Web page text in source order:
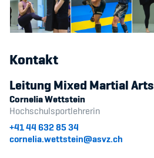
Kontakt
Leitung Mixed Martial Arts
Cornelia Wettstein
Hochschulsportlehrerin
+41 44 632 85 34
cornelia.wettstein@asvz.ch